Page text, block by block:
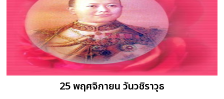
25 พฤศจิกายน วันวชิราวุธ